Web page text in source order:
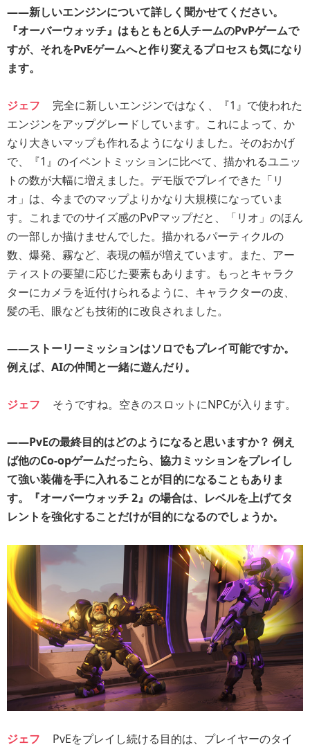
――新しいエンジンについて詳しく聞かせてください。
『オーバーウォッチ』はもともと6人チームのPvPゲームで
すが、それをPvEゲームへと作り変えるプロセスも気になり
ます。
ジェフ
完全に新しいエンジンではなく、『1』で使われた
エンジンをアップグレードしています。これによって、か
なり大きいマップも作れるようになりました。そのおかげ
で、『1』のイベントミッションに比べて、描かれるユニッ
トの数が大幅に増えました。デモ版でプレイできた「リ
オ」は、今までのマップよりかなり大規模になっていま
す。これまでのサイズ感のPvPマップだと、「リオ」のほん
の一部しか描けませんでした。描かれるパーティクルの
数、爆発、霧など、表現の幅が増えています。また、アー
ティストの要望に応じた要素もあります。もっとキャラク
ターにカメラを近付けられるように、キャラクターの皮、
髪の毛、眼なども技術的に改良されました。
――ストーリーミッションはソロでもプレイ可能ですか。
例えば、AIの仲間と一緒に遊んだり。
ジェフ そうですね。空きのスロットにNPCが入ります。
――PvEの最終目的はどのようになると思いますか？ 例え
ば他のCo-opゲームだったら、協力ミッションをプレイし
て強い装備を手に入れることが目的になることもありま
す。『オーバーウォッチ 2』の場合は、レベルを上げてタ
レントを強化することだけが目的になるのでしょうか。
ジェフ PvEをプレイし続ける目的は、プレイヤーのタイ